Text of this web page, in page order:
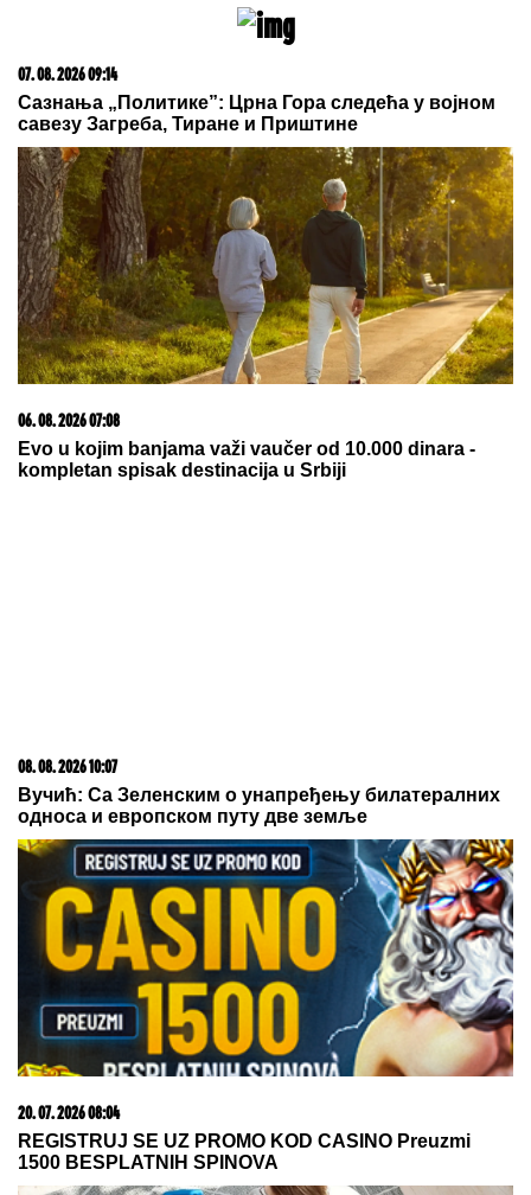
05. 08. 2026 14:12
07. 08. 2026 09:47
Čiji hromozom određuje pol deteta? XX rađa se
Šta dete nasleđuje od oca, a šta od majke? Sve što
07. 08. 2026 09:14
Сазнања „Политике”: Црна Гора следећа у војном
савезу Загреба, Тиране и Приштине